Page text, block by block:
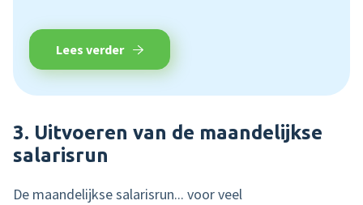
Lees verder
3. Uitvoeren van de maandelijkse
salarisrun
De maandelijkse salarisrun... voor veel